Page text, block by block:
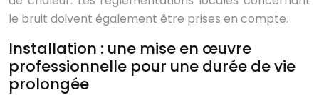
le bruit doivent également être prises en compte.
Installation : une mise en œuvre
professionnelle pour une durée de vie
prolongée